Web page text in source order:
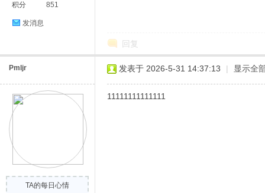
积分 851
发消息
回复
Pmljr
TA的每日心情
发表于 2026-5-31 14:37:13 | 显示全
11111111111111